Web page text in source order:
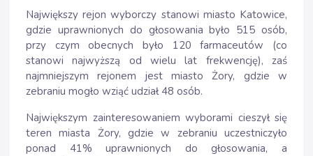
Największy rejon wyborczy stanowi miasto Katowice,
gdzie uprawnionych do głosowania było 515 osób,
przy czym obecnych było 120 farmaceutów (co
stanowi najwyższą od wielu lat frekwencję), zaś
najmniejszym rejonem jest miasto Żory, gdzie w
zebraniu mogło wziąć udział 48 osób.
Największym zainteresowaniem wyborami cieszył się
teren miasta Żory, gdzie w zebraniu uczestniczyło
ponad 41% uprawnionych do głosowania, a